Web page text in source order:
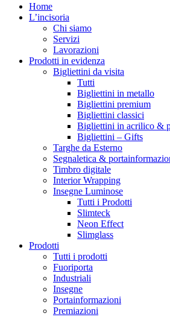
Home
L’incisoria
Chi siamo
Servizi
Lavorazioni
Prodotti in evidenza
Bigliettini da visita
Tutti
Bigliettini in metallo
Bigliettini premium
Bigliettini classici
Bigliettini in acrilico &
Bigliettini – Gifts
Targhe da Esterno
Segnaletica &
Timbro digitale
Interior Wrapping
Insegne Luminose
Tutti i Prodotti
Slimteck
Neon Effect
Slimglass
Prodotti
Tutti i prodotti
Fuoriporta
Industriali
Insegne
Portainformazioni
Premiazioni